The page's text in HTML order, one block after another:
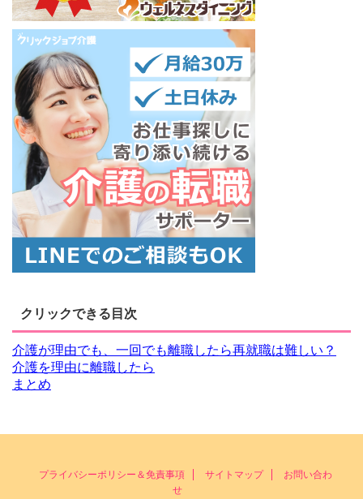
クリックできる目次
介護が理由でも、一回でも離職したら再就職は難しい？
介護を理由に離職したら
まとめ
プライバシーポリシー＆免責事項 サイトマップ
お問い合わ
せ